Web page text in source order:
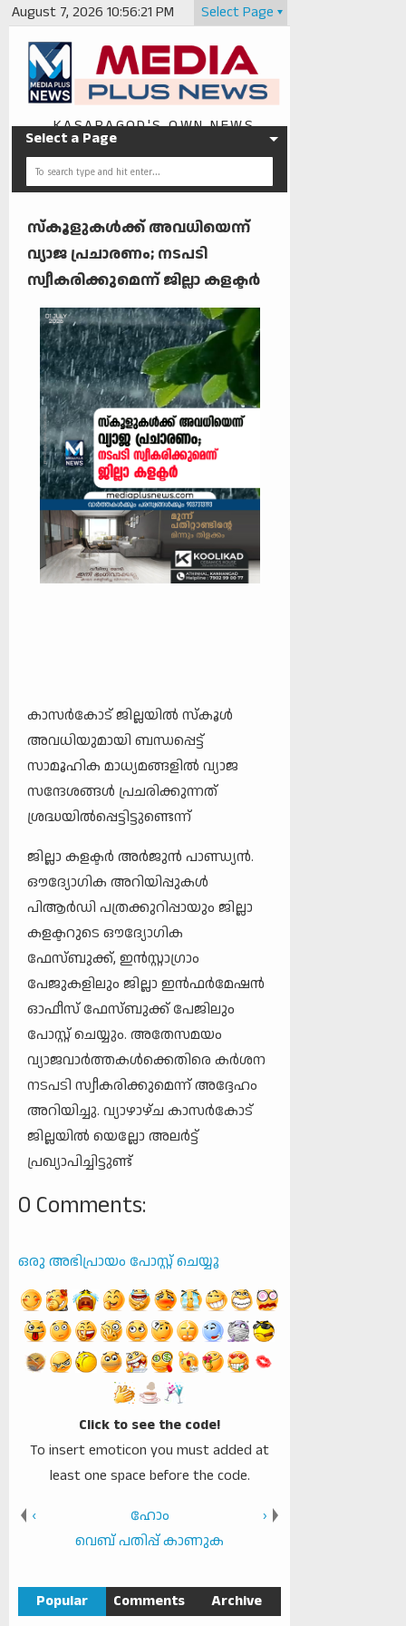
August 7, 2026 10:56:22 PM Select Page
KASARAGOD'S OWN NEWS
Select a Page
സ്‌കൂളുകൾക്ക് അവധിയെന്ന്
വ്യാജ പ്രചാരണം; നടപടി
സ്വീകരിക്കുമെന്ന് ജില്ലാ കളക്ടർ
കാസർകോട് ജില്ലയിൽ സ്കൂൾ
അവധിയുമായി ബന്ധപ്പെട്ട്
സാമൂഹിക മാധ്യമങ്ങളിൽ വ്യാജ
സന്ദേശങ്ങൾ പ്രചരിക്കുന്നത്
ശ്രദ്ധയിൽപ്പെട്ടിട്ടുണ്ടെന്ന്
ജില്ലാ കളക്ടർ അർജുൻ പാണ്ഡ്യൻ.
ഔദ്യോഗിക അറിയിപ്പുകൾ
പിആർഡി പത്രക്കുറിപ്പായും ജില്ലാ
കളക്ടറുടെ ഔദ്യോഗിക
ഫേസ്‌ബുക്ക്, ഇൻസ്റ്റാഗ്രാം
പേജുകളിലും ജില്ലാ ഇൻഫർമേഷൻ
ഓഫീസ് ഫേസ്‌ബുക്ക് പേജിലും
പോസ്റ്റ് ചെയ്യും. അതേസമയം
വ്യാജവാർത്തകൾക്കെതിരെ കർശന
നടപടി സ്വീകരിക്കുമെന്ന് അദ്ദേഹം
അറിയിച്ചു. വ്യാഴാഴ്ച കാസർകോട്
ജില്ലയിൽ യെല്ലോ അലർട്ട്
പ്രഖ്യാപിച്ചിട്ടുണ്ട്
0 Comments:
ഒരു അഭിപ്രായം പോസ്റ്റ് ചെയ്യൂ
Click to see the code!
To insert emoticon you must added at
least one space before the code.
‹
›
ഹോം
വെബ് പതിപ്പ് കാണുക
Popular Comments Archive